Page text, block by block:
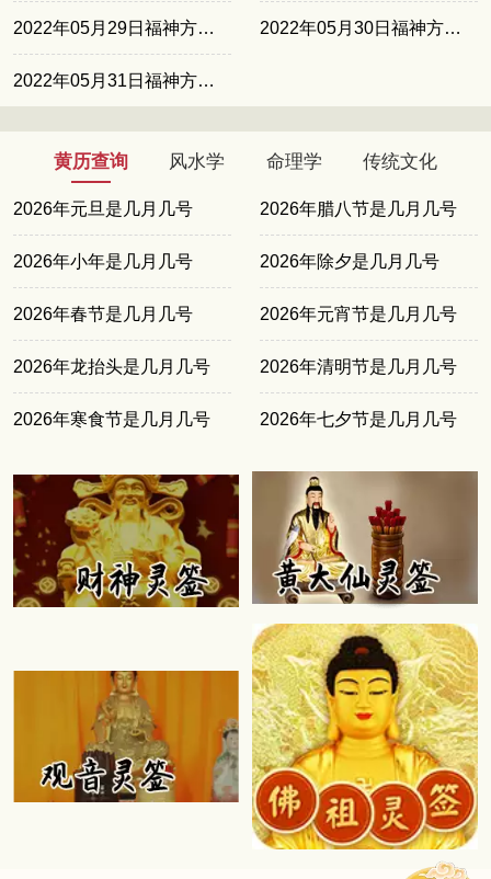
2022年05月29日福神方位东南 2022年05月30日福神方位东北
2022年05月31日福神方位正北
黄历查询 风水学 命理学 传统文化
2026年元旦是几月几号 2026年腊八节是几月几号
2026年小年是几月几号 2026年除夕是几月几号
2026年春节是几月几号 2026年元宵节是几月几号
2026年龙抬头是几月几号 2026年清明节是几月几号
2026年寒食节是几月几号 2026年七夕节是几月几号